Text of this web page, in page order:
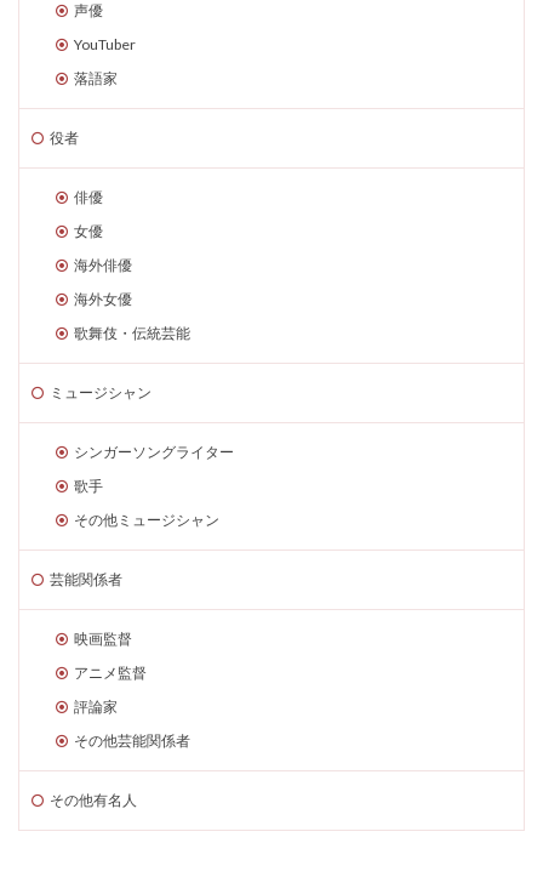
声優
YouTuber
落語家
役者
俳優
女優
海外俳優
海外女優
歌舞伎・伝統芸能
ミュージシャン
シンガーソングライター
歌手
その他ミュージシャン
芸能関係者
映画監督
アニメ監督
評論家
その他芸能関係者
その他有名人